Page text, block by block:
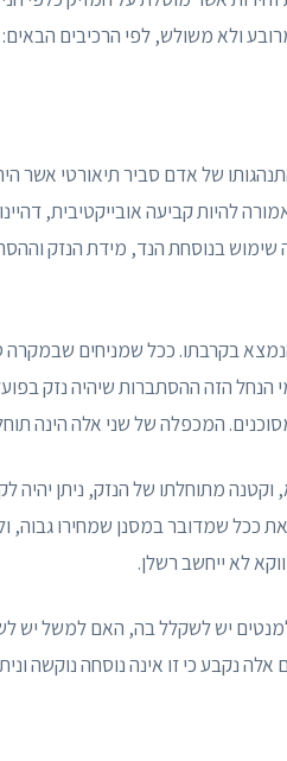
ולא משולש, לפי הרכיבים
של אדם סביר תיאורטי אשר
להיות קביעה אובייקטיבית, דהיינו
שימוש בנוסחת הנד, מידת הנזק
בקרבתו. ככל שמניחים שבמקרה
הזה ההסתברות שיהיה נזק
המכפלה של שני אלה הינה
מתוחלתו של הנזק, ניתן יהיה
ככל שמדובר במסנן שמחירו גבוה,
לא ייחשב רשלן.
יש לשקלל בה, האם למשל יש
נקבע כי זו אינה נוסחה נוקשה